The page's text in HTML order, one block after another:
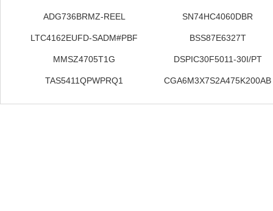
ADG736BRMZ-REEL SN74HC4060DBR
LTC4162EUFD-SADM#PBF BSS87E6327T
MMSZ4705T1G DSPIC30F5011-30I/PT
TAS5411QPWPRQ1 CGA6M3X7S2A475K200AB